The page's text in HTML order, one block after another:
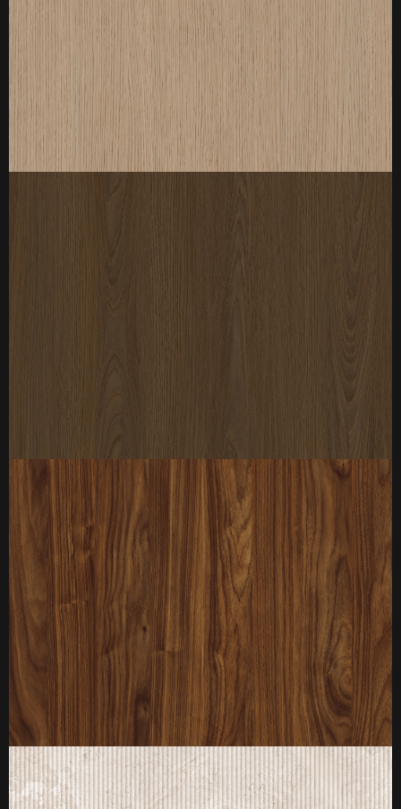
厚度：3-25mm
标准规格：
厚度：3-25mm
标准规格：